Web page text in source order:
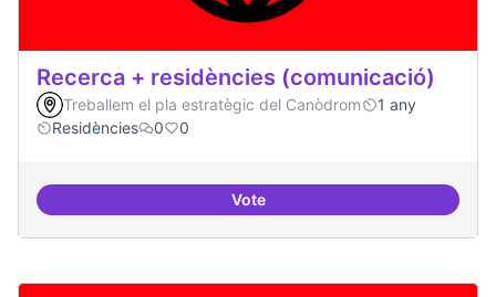
Recerca + residències (comunicació)
Treballem el pla estratègic del Canòdrom
1 any
Residències
0 0
VoteRecerca + residències